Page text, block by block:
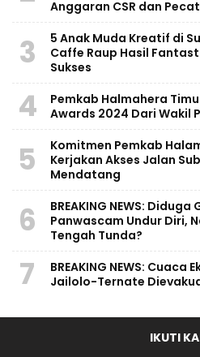
Anggaran CSR dan Pecat
3
5 Anak Muda Kreatif di
Caffe Raup Hasil
Sukses
4
Pemkab Halmahera
Awards 2024 Dari Wakil
5
Komitmen Pemkab
Kerjakan Akses Jalan
Mendatang
6
BREAKING NEWS:
Panwascam Undur Diri,
Tengah Tunda?
7
BREAKING NEWS: Cuaca
Jailolo-Ternate
IKUTI